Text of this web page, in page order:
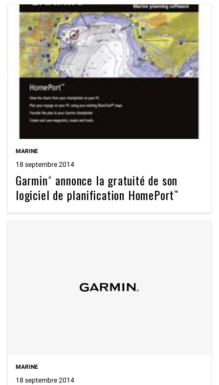
MARINE
18 septembre 2014
Garmin® annonce la gratuité de son
logiciel de planification HomePort™
MARINE
18 septembre 2014